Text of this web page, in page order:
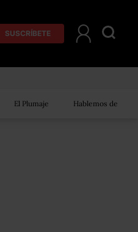
SUSCRÍBETE
El Plumaje Hablemos de